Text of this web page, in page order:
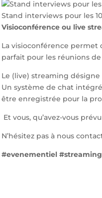
Stand interviews pour les
Visioconférence ou live
La visioconférence permet
parfait pour les réunions de
Le (live) streaming
Un système de chat
être enregistrée pour la
Et vous, qu’avez-vous
N’hésitez pas à nous
#evenementiel